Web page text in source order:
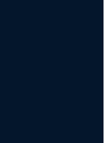
置OSS Redis
有版本不变的
新分支。而
可一事并不知
社区目前发起的
术和适合的许
观点
to Cloud Service